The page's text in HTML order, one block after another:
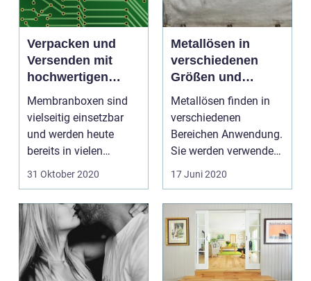
Verpacken und
Versenden mit
hochwertigen
Membranboxen
Membranboxen sind
vielseitig einsetzbar
und werden heute
bereits in vielen
Branchen angeboten.
31 Oktober 2020
Metallösen in
verschiedenen
Größen und
Ausführungen
Metallösen finden in
verschiedenen
Bereichen Anwendung.
Sie werden verwendet,
um Blätter oder
17 Juni 2020